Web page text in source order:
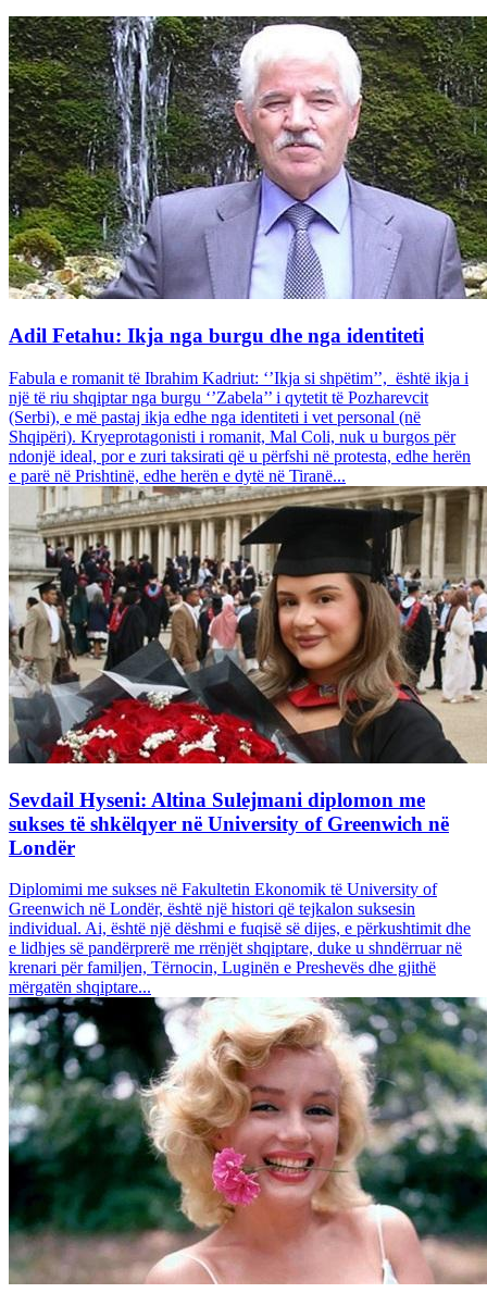
Adil Fetahu: Ikja nga burgu dhe nga identiteti
Fabula e romanit të Ibrahim Kadriut: ‘’Ikja si shpëtim’’, është ikja i
një të riu shqiptar nga burgu ‘’Zabela’’ i qytetit të Pozharevcit
(Serbi), e më pastaj ikja edhe nga identiteti i vet personal (në
Shqipëri). Kryeprotagonisti i romanit, Mal Coli, nuk u burgos për
ndonjë ideal, por e zuri taksirati që u përfshi në protesta, edhe herën
e parë në Prishtinë, edhe herën e dytë në Tiranë...
Sevdail Hyseni: Altina Sulejmani diplomon me
sukses të shkëlqyer në University of Greenwich në
Londër
Diplomimi me sukses në Fakultetin Ekonomik të University of
Greenwich në Londër, është një histori që tejkalon suksesin
individual. Ai, është një dëshmi e fuqisë së dijes, e përkushtimit dhe
e lidhjes së pandërprerë me rrënjët shqiptare, duke u shndërruar në
krenari për familjen, Tërnocin, Luginën e Preshevës dhe gjithë
mërgatën shqiptare...